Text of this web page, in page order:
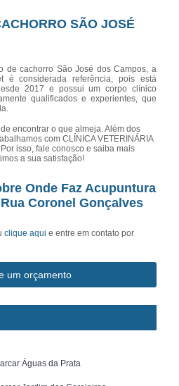
SÃO JOSÉ
de cachorro São José dos Campos, a
é considerada referência, pois está
2017 e possui um corpo clínico
qualificados e experientes, que
encontrar o que almeja. Além dos
com CLÍNICA VETERINÁRIA
isso, fale conosco e saiba mais
a sua satisfação!
Onde Faz Acupuntura
Coronel Gonçalves
clique aqui e entre em contato por
um orçamento
Águas da Prata